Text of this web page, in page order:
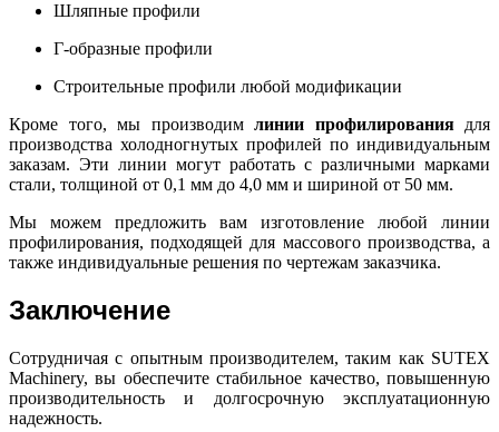
Шляпные профили
Г-образные профили
Строительные профили любой модификации
Кроме того, мы производим линии профилированиядля
производства холодногнутых профилей по индивидуальным
заказам. Эти линии могут работать с различными марками
стали, толщиной от 0,1 мм до 4,0 мм и шириной от 50 мм.
Мы можем предложить вам изготовление любой линии
профилирования, подходящей для массового производства, а
также индивидуальные решения по чертежам заказчика.
Заключение
Сотрудничая с опытным производителем, таким как SUTEX
Machinery, вы обеспечите стабильное качество, повышенную
производительность и долгосрочную эксплуатационную
надежность.